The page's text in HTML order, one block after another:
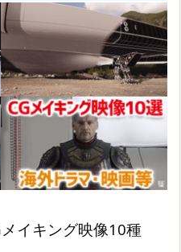
イキング映像10種